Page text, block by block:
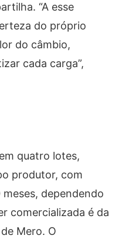
“A esse
do próprio
do câmbio,
cada carga”,
quatro lotes,
produtor, com
dependendo
comercializada é da
Mero. O